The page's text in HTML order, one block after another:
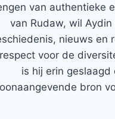
van authentieke
van Rudaw, wil
nieuws en
voor de
is hij erin
bron